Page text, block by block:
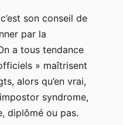
son conseil de
par la
a tous tendance
» maîtrisent
alors qu’en vrai,
syndrome,
diplômé ou pas.